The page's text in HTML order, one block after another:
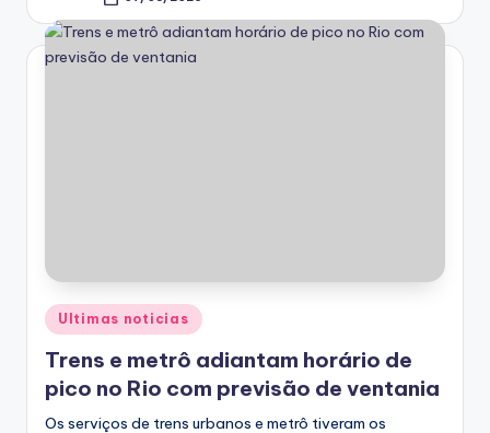
Posted
in
Ultimas noticias
Trens e metrô adiantam horário de
pico no Rio com previsão de ventania
Os serviços de trens urbanos e metrô tiveram os